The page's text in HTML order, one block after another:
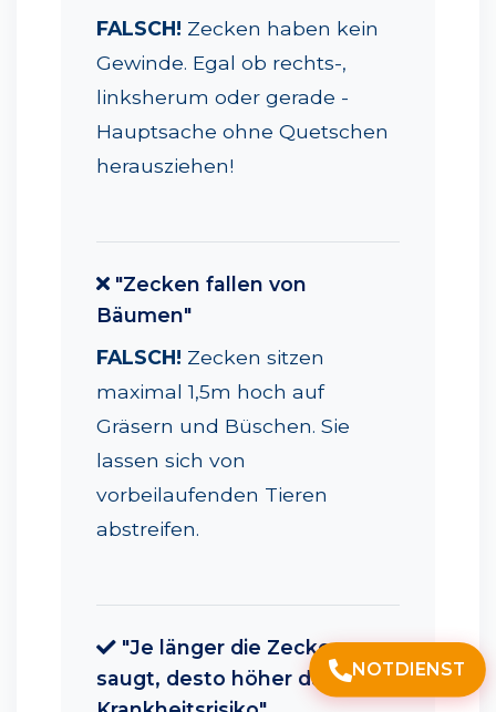
NOTDIENST
FALSCH! Zecken haben kein
Gewinde. Egal ob rechts-,
linksherum oder gerade -
Hauptsache ohne Quetschen
herausziehen!
"Zecken fallen von
Bäumen"
FALSCH! Zecken sitzen
maximal 1,5m hoch auf
Gräsern und Büschen. Sie
lassen sich von
vorbeilaufenden Tieren
abstreifen.
"Je länger die Zecke
saugt, desto höher das